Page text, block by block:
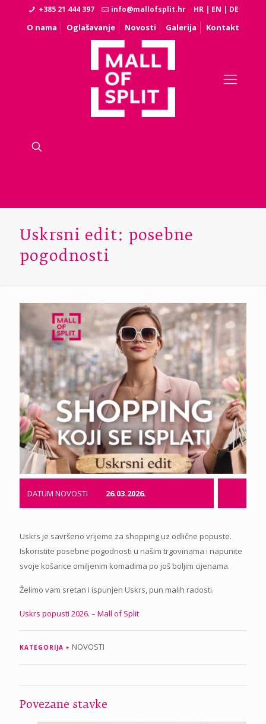
+385 21 444 397 info@mallofsplit.hr HR | EN | DE
O nama Oglašavanje Novosti Galerija Kontakt
Uskrsni edit: posebne
pogodnosti
DATUM NOVOSTI 26.03.2026.
Uskrs je savršeno vrijeme za shopping uz odlične popuste.
Iskoristite posebne pogodnosti u našim trgovinama i napunite
svoje košarice omiljenim komadima po još boljim cijenama.
Želimo vam sretan i ispunjen Uskrs, pun malih radosti.
Uskrs popusti 2026. – Mall of Split
KATEGORIJA NOVOSTI
Povezane stavke